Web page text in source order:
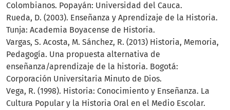
Colombianos. Popayán: Universidad del Cauca.
Rueda, D. (2003). Enseñanza y Aprendizaje de la Historia.
Tunja: Academia Boyacense de Historia.
Vargas, S. Acosta, M. Sánchez, R. (2013) Historia, Memoria,
Pedagogía. Una propuesta alternativa de
enseñanza/aprendizaje de la historia. Bogotá:
Corporación Universitaria Minuto de Dios.
Vega, R. (1998). Historia: Conocimiento y Enseñanza. La
Cultura Popular y la Historia Oral en el Medio Escolar.